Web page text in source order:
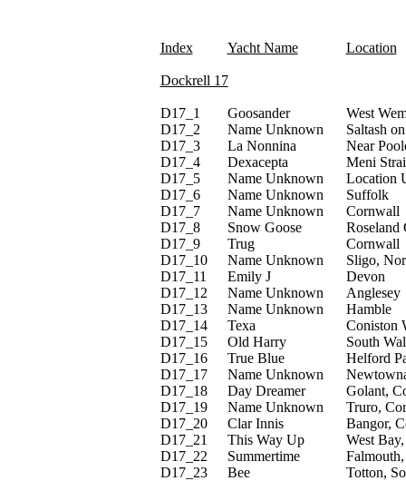
Index Yacht Name Location
Dockrell 17
D17_ 1 Goosander
West
D17_ 2 Name Unknown
Saltash
D17_ 3 La Nonnina
Near
D17_ 4 Dexacepta
Meni
D17_ 5 Name Unknown
Location
D17_ 6 Name Unknown
Suffolk
D17_ 7 Name Unknown
Cornwall
D17_ 8 Snow Goose
Roseland
D17_ 9 Trug
Cornwall
D17_ 10 Name Unknown
Sligo,
D17_ 11 Emily J
Devon
D17_ 12 Name Unknown
Anglesey
D17_ 13 Name Unknown
Hamble
D17_ 14 Texa
Coniston
D17_ 15 Old Harry
South
D17_ 16 True Blue
Helford
D17_ 17 Name Unknown
D17_ 18 Day Dreamer
Golant,
D17_ 19 Name Unknown
Truro,
D17_ 20 Clar Innis
Bangor,
D17_ 21 This Way Up
West
D17_ 22 Summertime
D17_ 23 Bee Totton,